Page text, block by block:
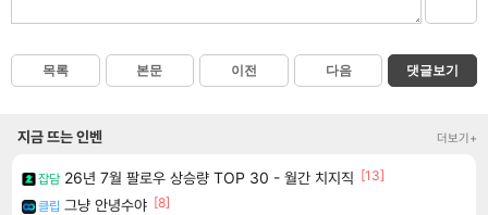
목록 본문 이전 다음 댓글보기
지금 뜨는 인벤 더보기+
잡담 26년 7월 팔로우 상승량 TOP 30 - 월간 치지직 [13]
클립 그냥 안녕수야 [8]